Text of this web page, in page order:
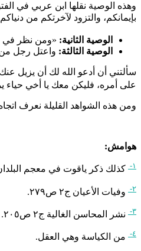
وهذه الوصية نقلها ابن عربي في
بإيمانكم، والتزود لآخرتكم من
الوصية الثانية: «ومن نظر في
الوصية الثالثة: واعتل رجل من
سألتني أن أدعو الله لك أن يزيل
على أمره، فليكن معك يا أخي حياء
ومن هذه الشواهد القليلة نعرف
هوامش:
١- كذلك ذكر ياقوت في معجم
٢- وفيات الأعيان ج٢ ص٢٧٩.
٣- نشر المحاسن الغالية ج٢ ص٢٠٥.
٤- من الكياسة وهي العقل.